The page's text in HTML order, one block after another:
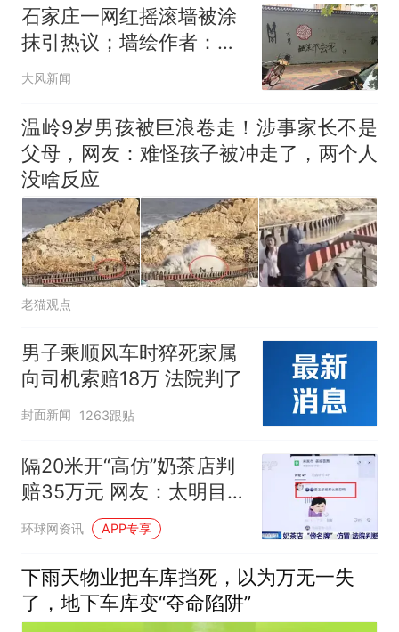
房主一气之下报了警，结
果如何？
石家庄一网红摇滚墙被涂
抹引热议；墙绘作者：会
在其他地方还原；辖区街
大风新闻
温岭9岁男孩被巨浪卷走！涉事家长不是
父母，网友：难怪孩子被冲走了，两个人
没啥反应
老猫观点
男子乘顺风车时猝死家属
向司机索赔18万 法院判了
封面新闻 1263跟贴
隔20米开“高仿”奶茶店判
赔35万元 网友：太明目
张胆了
环球网资讯 APP专享
下雨天物业把车库挡死，以为万无一失
了，地下车库变“夺命陷阱”